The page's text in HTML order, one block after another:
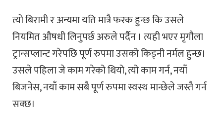
त्यो बिरामी र अन्यमा यति मात्रै फरक हुन्छ कि उसले
नियमित औषधी लिनुपर्छ अरुले पर्दैन । त्यही भएर मृगौला
ट्रान्सप्लान्ट गरेपछि पूर्ण रुपमा उसको किड्नी नर्मल हुन्छ।
उसले पहिला जे काम गरेको थियो, त्यो काम गर्न, नयाँ
बिजनेस, नयाँ काम सबै पूर्ण रुपमा स्वस्थ मान्छेले जस्तै गर्न
सक्छ।